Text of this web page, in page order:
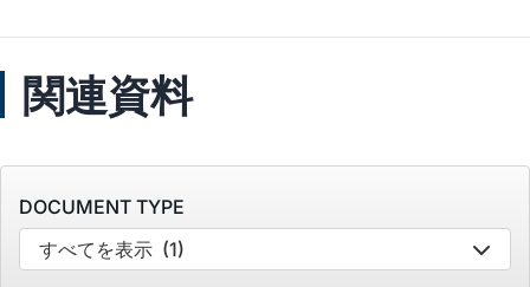
関連資料
DOCUMENT TYPE
すべてを表示 (1)